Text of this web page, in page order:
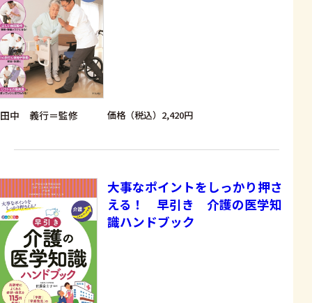
田中 義行＝監修 価格（税込）2,420円
大事なポイントをしっかり押さ
える！ 早引き 介護の医学知
識ハンドブック